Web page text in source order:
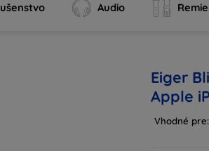
Audio
Eiger
Apple
Vhodné pre: